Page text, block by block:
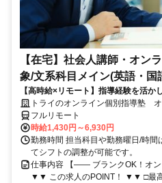
【在宅】社会人講師・オン
象/文系科目メイン(英語・国
【高時給×リモート】指導経験を活か
週1～OK！
トライのオンライン個別指導塾
フルリモート
時給1,430円～6,930円
勤務時間 担当科目や勤務曜日/時間
てシフトの調整が可能です。
仕事内容 【―― ブランクOK！オ
▼▼ この求人のPOINT！ ▼▼ □最